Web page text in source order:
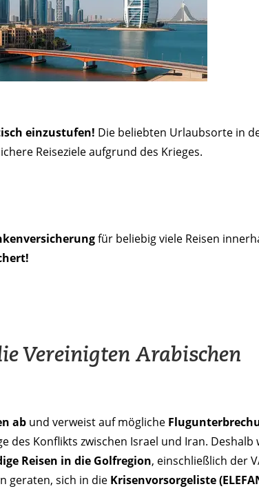
einzustufen! Die beliebten Urlaubsorte in
Reiseziele aufgrund des Krieges.
für beliebig viele Reisen
Vereinigten Arabischen
ab und verweist auf mögliche
des Konflikts zwischen Israel und Iran. Deshalb
Reisen in die Golfregion, einschließlich der
geraten, sich in die Krisenvorsorgeliste